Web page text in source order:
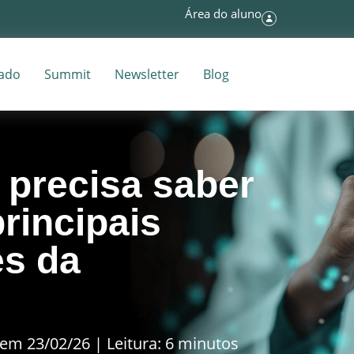
Área do aluno
Summit Newsletter Blog
saber
da
23/02/26 | Leitura: 6 minutos